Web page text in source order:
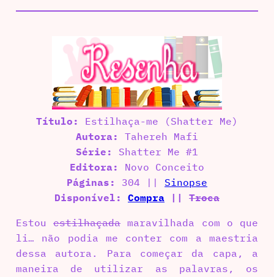
Título: Estilhaça-me (Shatter Me)
Autora: Tahereh Mafi
Série: Shatter Me #1
Editora: Novo Conceito
Páginas: 304 || Sinopse
Disponível: Compra || Troca
Estouestilhaçadamaravilhada com o que
li… não podia me conter com a maestria
dessa autora. Para começar da capa, a
maneira de utilizar as palavras, os